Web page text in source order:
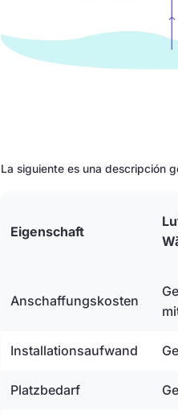
La siguiente es una descripción
Eigenschaft
Anschaffungskosten
Installationsaufwand
Platzbedarf